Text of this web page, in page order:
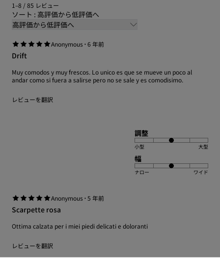
1–8 / 85 レビュー
ソート : 高評価から低評価へ
高評価から低評価へ
Anonymous ·6 年前
Drift
Muy comodos y muy frescos. Lo unico es que se mueve un poco al
andar como si fuera a salirse pero no se sale y es comodisimo.
レビューを翻訳
調整
小型 大型
幅
ナロー ワイド
Anonymous ·5 年前
Scarpette rosa
Ottima calzata per i miei piedi delicati e doloranti
レビューを翻訳